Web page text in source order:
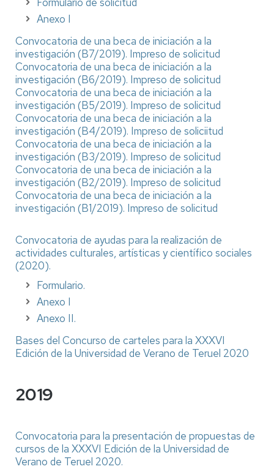
Anexo I
Convocatoria de una beca de iniciación a la
investigación (B7/2019). Impreso de solicitud
Convocatoria de una beca de iniciación a la
investigación (B6/2019). Impreso de solicitud
Convocatoria de una beca de iniciación a la
investigación (B5/2019). Impreso de solicitud
Convocatoria de una beca de iniciación a la
investigación (B4/2019). Impreso de soliciitud
Convocatoria de una beca de iniciación a la
investigación (B3/2019). Impreso de solicitud
Convocatoria de una beca de iniciación a la
investigación (B2/2019). Impreso de solicitud
Convocatoria de una beca de iniciación a la
investigación (B1/2019). Impreso de solicitud
Convocatoria de ayudas para la realización de
actividades culturales, artísticas y científico sociales
(2020).
Formulario.
Anexo I
Anexo II.
Bases del Concurso de carteles para la XXXVI
Edición de la Universidad de Verano de Teruel 2020
2019
Convocatoria para la presentación de propuestas de
cursos de la XXXVI Edición de la Universidad de
Verano de Teruel 2020.